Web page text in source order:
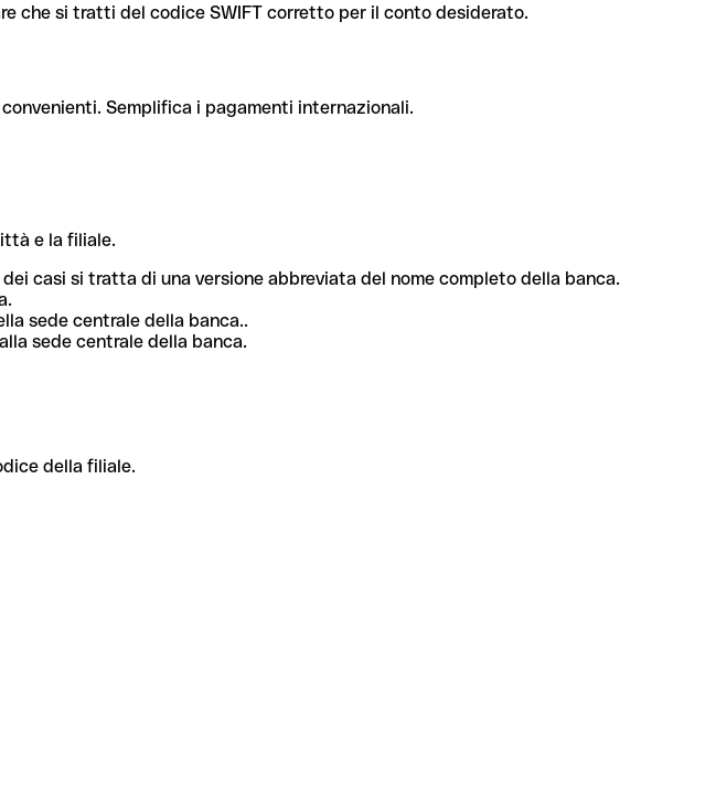
che si tratti del codice SWIFT corretto per il conto desiderato.
Semplifica i pagamenti internazionali.
e la filiale.
casi si tratta di una versione abbreviata del nome completo della banca.
sede centrale della banca..
sede centrale della banca.
della filiale.